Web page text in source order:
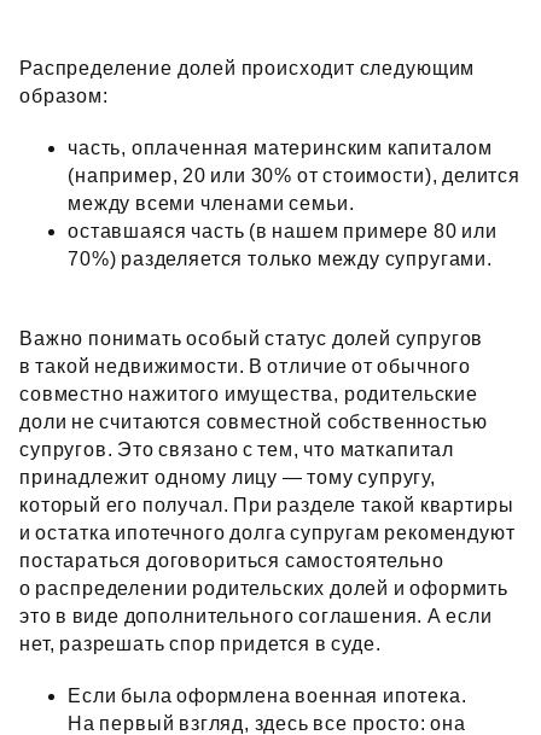
Распределение долей происходит следующим
образом:
часть, оплаченная материнским капиталом
(например, 20 или 30% от стоимости), делится
между всеми членами семьи.
оставшаяся часть (в нашем примере 80 или
70%) разделяется только между супругами.
Важно понимать особый статус долей супругов
в такой недвижимости. В отличие от обычного
совместно нажитого имущества, родительские
доли не считаются совместной собственностью
супругов. Это связано с тем, что маткапитал
принадлежит одному лицу — тому супругу,
который его получал. При разделе такой квартиры
и остатка ипотечного долга супругам рекомендуют
постараться договориться самостоятельно
о распределении родительских долей и оформить
это в виде дополнительного соглашения. А если
нет, разрешать спор придется в суде.
Если была оформлена военная ипотека.
На первый взгляд, здесь все просто: она